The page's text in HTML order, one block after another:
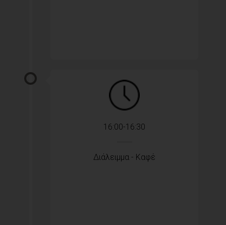
16:00-16:30
Διάλειμμα - Καφέ